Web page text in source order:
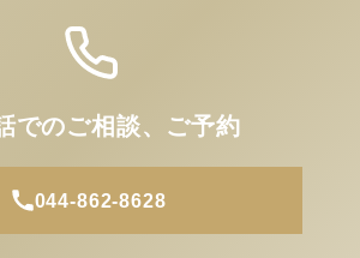
でのご相談、ご予約
044-862-8628